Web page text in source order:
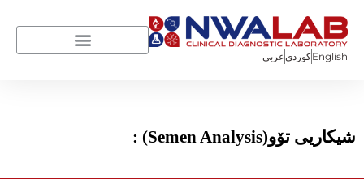
Englishكوردی عربي
شيكاريی تۆو(Semen Analysis) :